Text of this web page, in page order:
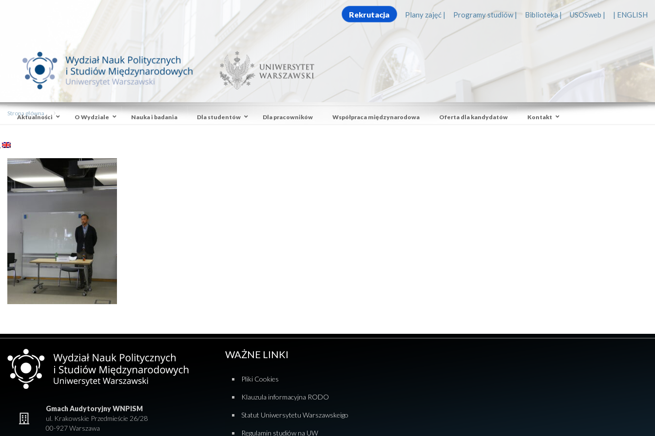
Rekrutacja Plany zajęć | Programy studiów | Biblioteka | USOSweb | | ENGLISH
Aktualności O Wydziale Nauka i badania Dla studentów Dla pracowników Współpraca międzynarodowa Oferta dla kandydatów Kontakt
Strona główna
Gmach Audytoryjny WNPISM
ul. Krakowskie Przedmieście 26/28
00-927 Warszawa
WAŻNE LINKI
Pliki Cookies
Klauzula informacyjna RODO
Statut Uniwersytetu Warszawskeigo
Regulamin studiów na UW